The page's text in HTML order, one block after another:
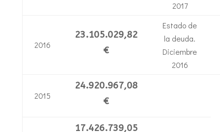
2017
2016
23.105.029,82
€
Estado de
la deuda.
Diciembre
2016
2015
24.920.967,08
€
17.426.739,05